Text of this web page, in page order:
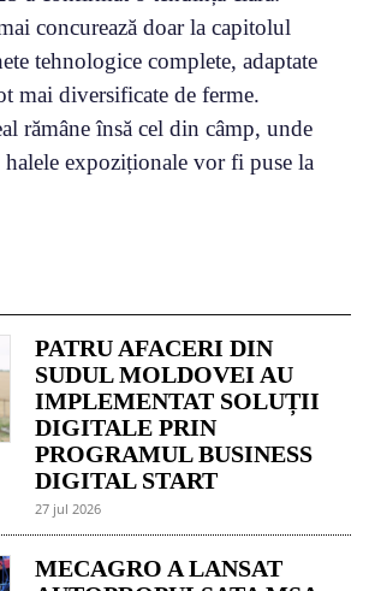
concurează doar la capitolul
tehnologice complete, adaptate
mai diversificate de ferme.
rămâne însă cel din câmp, unde
expoziționale vor fi puse la
PATRU AFACERI DIN
SUDUL MOLDOVEI AU
IMPLEMENTAT SOLUȚII
DIGITALE PRIN
PROGRAMUL BUSINESS
DIGITAL START
27 jul 2026
MECAGRO A LANSAT